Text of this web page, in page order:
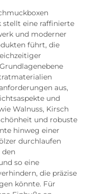
eine raffinierte
und moderner
führt, die
aus,
und
Walnuss, Kirsch
und robuste
hinweg einer
durchlaufen
den
so eine
die präzise
könnte. Für